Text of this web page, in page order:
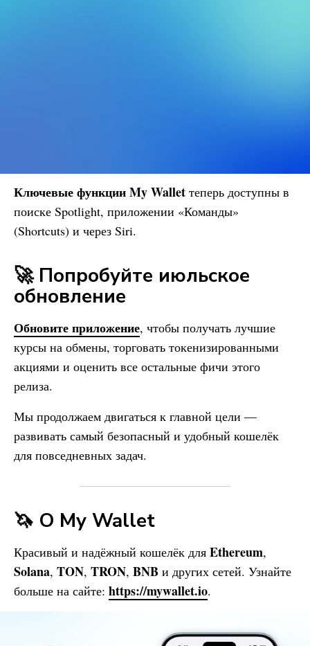
Ключевые функции My Wallet теперь доступны в
поиске Spotlight, приложении «Команды»
(Shortcuts) и через Siri.
🚀 Попробуйте июльское
обновление
Обновите приложение, чтобы получать лучшие
курсы на обмены, торговать токенизированными
акциями и оценить все остальные фичи этого
релиза.
Мы продолжаем двигаться к главной цели —
развивать самый безопасный и удобный кошелёк
для повседневных задач.
🦄 О My Wallet
Красивый и надёжный кошелёк для Ethereum,
Solana, TON, TRON, BNB и других сетей. Узнайте
больше на сайте: https://mywallet.io.